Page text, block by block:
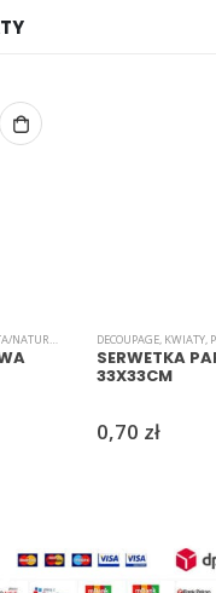
NATURA , DECOUPAGE,SERWETKI
DECOUPAGE, KWIATY,
SERWETKA
33X33CM
0,70 zł